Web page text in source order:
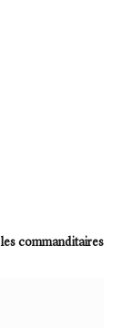
commanditaires